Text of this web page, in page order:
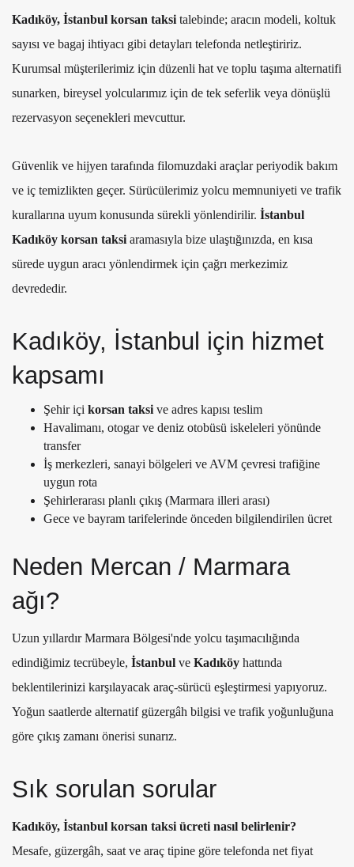
Kadıköy, İstanbul korsan taksi talebinde; aracın modeli, koltuk
sayısı ve bagaj ihtiyacı gibi detayları telefonda netleştiririz.
Kurumsal müşterilerimiz için düzenli hat ve toplu taşıma alternatifi
sunarken, bireysel yolcularımız için de tek seferlik veya dönüşlü
rezervasyon seçenekleri mevcuttur.
Güvenlik ve hijyen tarafında filomuzdaki araçlar periyodik bakım
ve iç temizlikten geçer. Sürücülerimiz yolcu memnuniyeti ve trafik
kurallarına uyum konusunda sürekli yönlendirilir. İstanbul
Kadıköy korsan taksi aramasıyla bize ulaştığınızda, en kısa
sürede uygun aracı yönlendirmek için çağrı merkezimiz
devrededir.
Kadıköy, İstanbul için hizmet
kapsamı
Şehir içi korsan taksi ve adres kapısı teslim
Havalimanı, otogar ve deniz otobüsü iskeleleri yönünde
transfer
İş merkezleri, sanayi bölgeleri ve AVM çevresi trafiğine
uygun rota
Şehirlerarası planlı çıkış (Marmara illeri arası)
Gece ve bayram tarifelerinde önceden bilgilendirilen ücret
Neden Mercan / Marmara
ağı?
Uzun yıllardır Marmara Bölgesi'nde yolcu taşımacılığında
edindiğimiz tecrübeyle, İstanbul ve Kadıköy hattında
beklentilerinizi karşılayacak araç-sürücü eşleştirmesi yapıyoruz.
Yoğun saatlerde alternatif güzergâh bilgisi ve trafik yoğunluğuna
göre çıkış zamanı önerisi sunarız.
Sık sorulan sorular
Kadıköy, İstanbul korsan taksi ücreti nasıl belirlenir?
Mesafe, güzergâh, saat ve araç tipine göre telefonda net fiyat